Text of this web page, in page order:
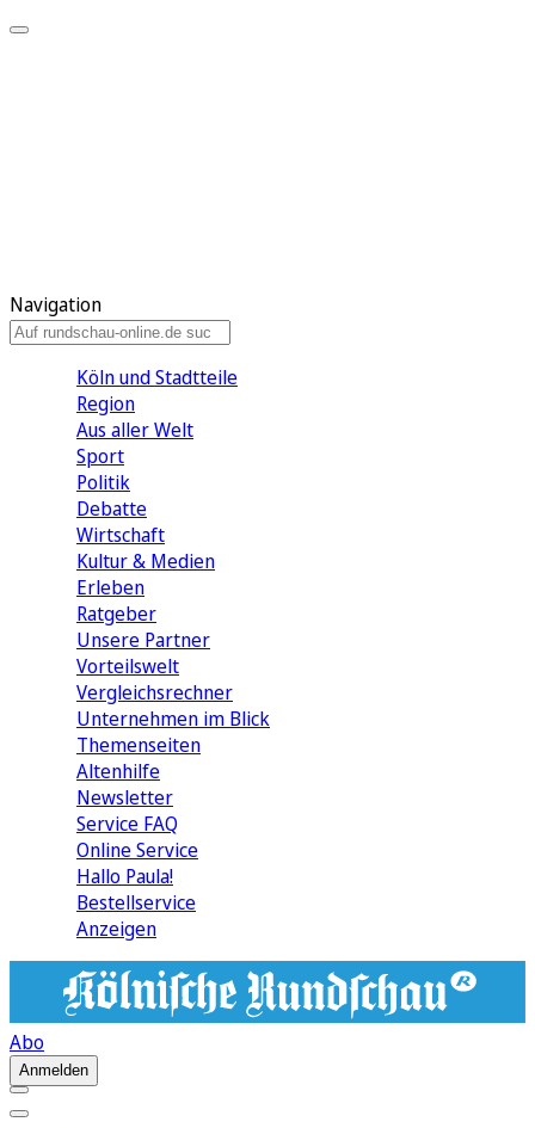
Navigation
Köln und Stadtteile
Region
Aus aller Welt
Sport
Politik
Debatte
Wirtschaft
Kultur & Medien
Erleben
Ratgeber
Unsere Partner
Vorteilswelt
Vergleichsrechner
Unternehmen im Blick
Themenseiten
Altenhilfe
Newsletter
Service FAQ
Online Service
Hallo Paula!
Bestellservice
Anzeigen
Abo
Anmelden